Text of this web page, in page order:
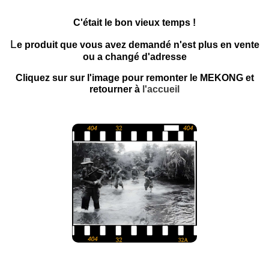
C'était le bon vieux temps !
Le produit que vous avez demandé n'est plus en vente
ou a changé d'adresse
Cliquez sur sur l'image pour remonter le MEKONG et
retourner à l'accueil